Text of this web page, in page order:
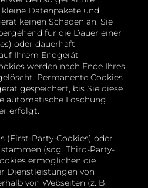
kleine Datenpakete und
keinen Schaden an. Sie
für die Dauer einer
oder dauerhaft
Ihrem Endgerät
werden nach Ende Ihres
Permanente Cookies
gespeichert, bis Sie diese
automatische Löschung
erfolgt.
(First-Party-Cookies) oder
(sog. Third-Party-
ermöglichen die
Dienstleistungen von
von Webseiten (z. B.